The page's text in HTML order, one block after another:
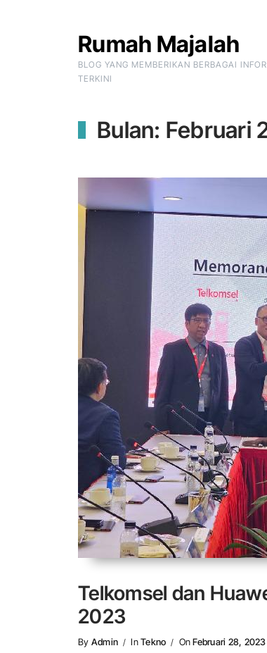
Rumah Majalah
BLOG YANG MEMBERIKAN BERBAGAI
TERKINI
Bulan: Februari
Telkomsel dan
2023
By Admin InTekno OnFebruari 28, 2023